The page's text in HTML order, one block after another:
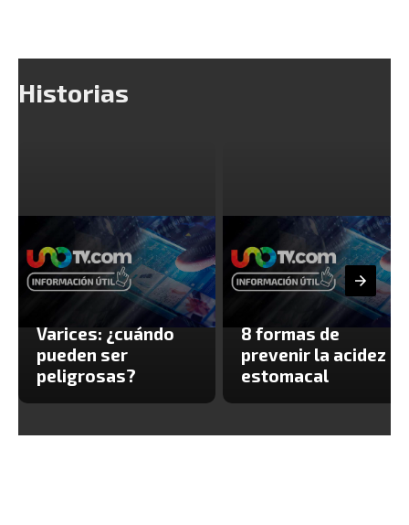
Historias
Varices: ¿cuándo
pueden ser
peligrosas?
8 formas de
prevenir la acidez
estomacal